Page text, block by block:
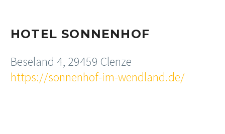
HOTEL SONNENHOF
Beseland 4, 29459 Clenze
https://sonnenhof-im-wendland.de/